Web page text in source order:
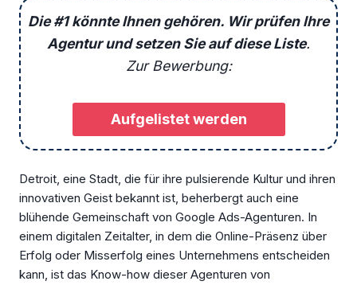
Die #1 könnte Ihnen gehören. Wir prüfen Ihre
Agentur und setzen Sie auf diese Liste.
Zur Bewerbung:
Aufgelistet werden
Detroit, eine Stadt, die für ihre pulsierende Kultur und ihren
innovativen Geist bekannt ist, beherbergt auch eine
blühende Gemeinschaft von Google Ads-Agenturen. In
einem digitalen Zeitalter, in dem die Online-Präsenz über
Erfolg oder Misserfolg eines Unternehmens entscheiden
kann, ist das Know-how dieser Agenturen von